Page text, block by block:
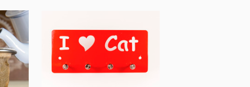
PRODUTOS DE PETS,
CAMPINAS-SP